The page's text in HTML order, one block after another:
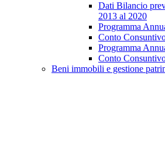
Dati Bilancio
2013 al 2020
Programma
Conto
Programma
Conto
Beni immobili e gestione